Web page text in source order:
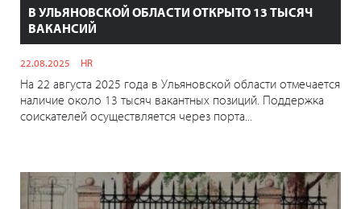
В УЛЬЯНОВСКОЙ ОБЛАСТИ ОТКРЫТО 13 ТЫСЯЧ
ВАКАНСИЙ
22.08.2025 HR
На 22 августа 2025 года в Ульяновской области отмечается
наличие около 13 тысяч вакантных позиций. Поддержка
соискателей осуществляется через порта...